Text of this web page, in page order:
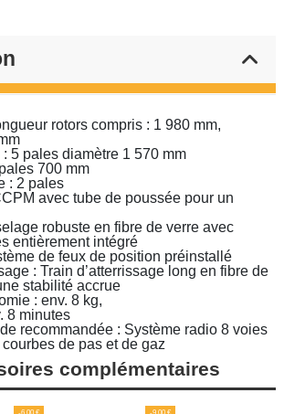
rotors compris : 1 980 mm,
5 pales diamètre 1 570 mm
700 mm
: 2 pales
avec tube de poussée pour un
robuste en fibre de verre avec
entièrement intégré
de feux de position préinstallé
: Train d’atterrissage long en fibre de
stabilité accrue
: env. 8 kg,
8 minutes
recommandée : Système radio 8 voies
de pas et de gaz
complémentaires